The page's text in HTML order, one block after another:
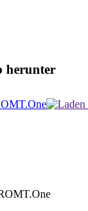
herunter